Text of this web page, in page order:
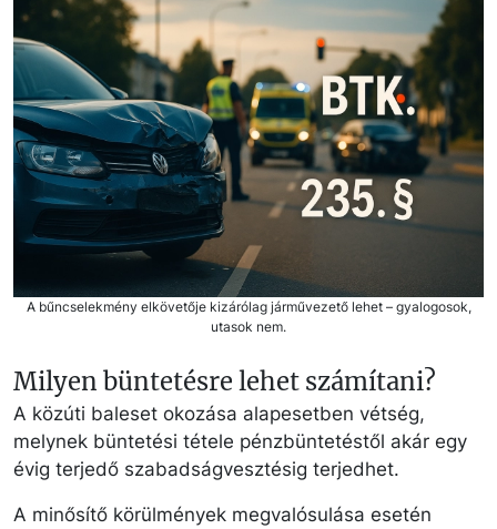
A bűncselekmény elkövetője kizárólag járművezető lehet – gyalogosok,
utasok nem.
Milyen büntetésre lehet számítani?
A közúti baleset okozása alapesetben vétség,
melynek büntetési tétele pénzbüntetéstől akár egy
évig terjedő szabadságvesztésig terjedhet.
A minősítő körülmények megvalósulása esetén